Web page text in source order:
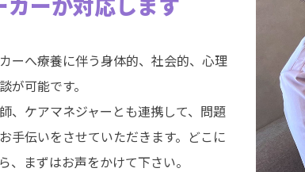
ーへ療養に伴う身体的、社会的、心理
が可能です。
、ケアマネジャーとも連携して、問題
手伝いをさせていただきます。どこに
、まずはお声をかけて下さい。